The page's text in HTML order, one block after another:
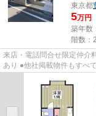
東京都
5万円
築年数
階数：
来店・電話問合せ限定仲
あり ●他社掲載物件もすべ